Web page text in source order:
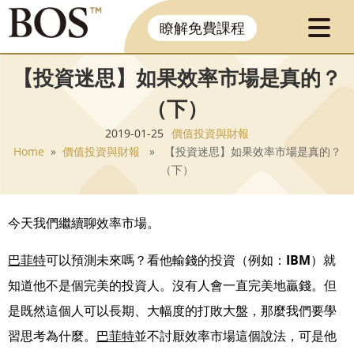
瞭解免費課程
【投資迷思】如果效率市場是真的？
（下）
2019-01-25 價值投資與財報
Home » 價值投資與財報 » 【投資迷思】如果效率市場是真的？
（下）
今天我們繼續聊效率市場。
巴菲特可以預測未來嗎？看他輸錢的投資（例如： IBM）就
知道他不是個完美的投資人。沒有人會一直完美地贏錢。但
是既然這個人可以長期、大幅度的打敗大盤，那麼我們要學
習思考為什麼。 巴菲特並不討厭效率市場這個說法，可是他